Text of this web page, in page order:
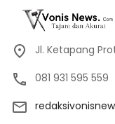
Jl. Ketapang
081 931 595 559